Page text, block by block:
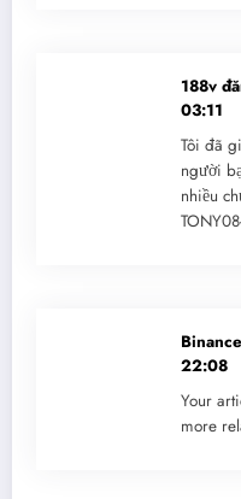
188v
03:11
Tôi đã
người
nhiều
22:08
Your
more